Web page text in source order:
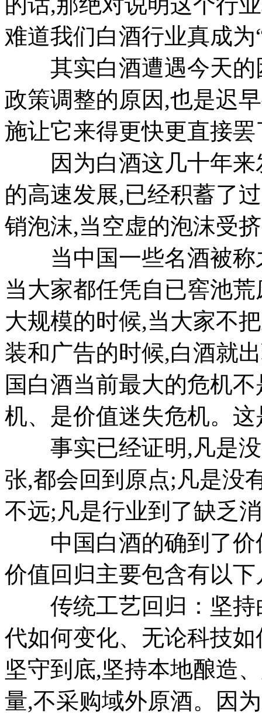
难道我们白酒行业真成
其实白酒遭遇今天的
政策调整的原因,也是迟
施让它来得更快更直接罢
因为白酒这几十年来
的高速发展,已经积蓄了
销泡沫,当空虚的泡沫受
当中国一些名酒被称
当大家都任凭自已窖池
大规模的时候,当大家不
装和广告的时候,白酒就
国白酒当前最大的危机
机、是价值迷失危机。
事实已经证明,凡是没
张,都会回到原点;凡是没
不远;凡是行业到了缺乏
中国白酒的确到了价
价值回归主要包含有以
传统工艺回归：坚持
代如何变化、无论科技
坚守到底,坚持本地酿造
量,不采购域外原酒。因